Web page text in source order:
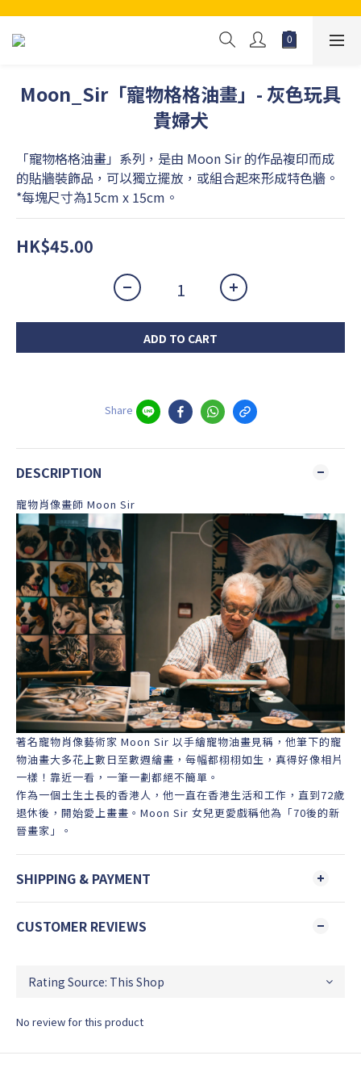
Moon_Sir「寵物格格油畫」- 灰色玩具
貴婦犬
「寵物格格油畫」系列，是由 Moon Sir 的作品複印而成
的貼牆裝飾品，可以獨立擺放，或組合起來形成特色牆。
*每塊尺寸為15cm x 15cm。
HK$45.00
ADD TO CART
Share
DESCRIPTION
寵物肖像畫師 Moon Sir
著名寵物肖像藝術家 Moon Sir 以手繪寵物油畫見稱，他筆下的寵
物油畫大多花上數日至數週繪畫，每幅都栩栩如生，真得好像相片
一樣！靠近一看，一筆一劃都絕不簡單。
作為一個土生土長的香港人，他一直在香港生活和工作，直到72歲
退休後，開始愛上畫畫。Moon Sir 女兒更愛戲稱他為「70後的新
晉畫家」。
SHIPPING & PAYMENT
CUSTOMER REVIEWS
No review for this product